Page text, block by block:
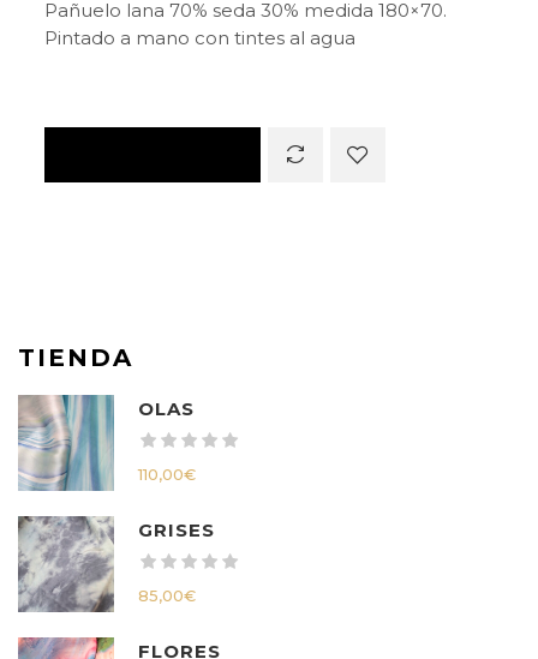
Pañuelo lana 70% seda 30% medida 180×70.
Pintado a mano con tintes al agua
TIENDA
OLAS
110,00€
GRISES
85,00€
FLORES